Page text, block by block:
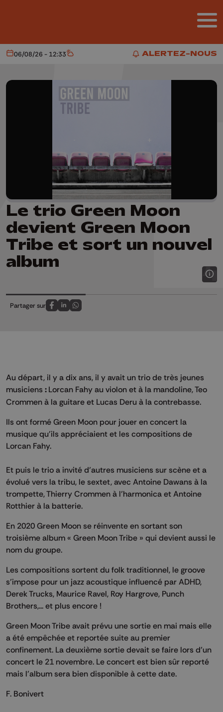
ALERTEZ-NOUS
ALERTEZ-NOUS
Aujourd'hui
06/08/26 - 12:33 Météo
Le trio Green Moon
devient Green Moon
Tribe et sort un nouvel
album
Partager sur
Partagez sur FaceBook
Partagez sur LinkedIn
Partagez sur Whatsapp
Au départ, il y a dix ans, il y avait un trio de très jeunes
musiciens : Lorcan Fahy au violon et à la mandoline, Teo
Crommen à la guitare et Lucas Deru à la contrebasse.
Ils ont formé Green Moon pour jouer en concert la
musique qu’ils appréciaient et les compositions de
Lorcan Fahy.
Et puis le trio a invité d’autres musiciens sur scène et a
évolué vers la tribu, le sextet, avec Antoine Dawans à la
trompette, Thierry Crommen à l’harmonica et Antoine
Rotthier à la batterie.
En 2020 Green Moon se réinvente en sortant son
troisième album « Green Moon Tribe » qui devient aussi le
nom du groupe.
Les compositions sortent du folk traditionnel, le groove
s’impose pour un jazz acoustique influencé par ADHD,
Derek Trucks, Maurice Ravel, Roy Hargrove, Punch
Brothers,... et plus encore !
Green Moon Tribe avait prévu une sortie en mai mais elle
a été empêchée et reportée suite au premier
confinement. La deuxième sortie devait se faire lors d’un
concert le 21 novembre. Le concert est bien sûr reporté
mais l’album sera bien disponible à cette date.
F. Bonivert